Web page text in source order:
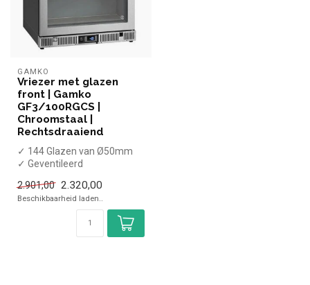
GAMKO
Vriezer met glazen
front | Gamko
GF3/100RGCS |
Chroomstaal |
Rechtsdraaiend
✓ 144 Glazen van Ø50mm
✓ Geventileerd
✓ 600 x 538 x 860/880 mm
...
2.901,00 2.320,00
Beschikbaarheid laden..